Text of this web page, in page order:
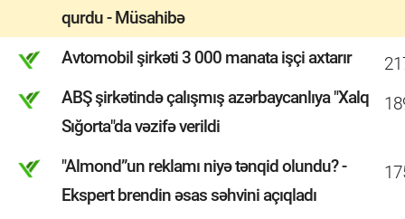
qurdu - Müsahibə
Avtomobil şirkəti 3 000 manata işçi axtarır
ABŞ şirkətində çalışmış azərbaycanlıya "Xalq
Sığorta"da vəzifə verildi
"Almond”un reklamı niyə tənqid olundu? -
Ekspert brendin əsas səhvini açıqladı